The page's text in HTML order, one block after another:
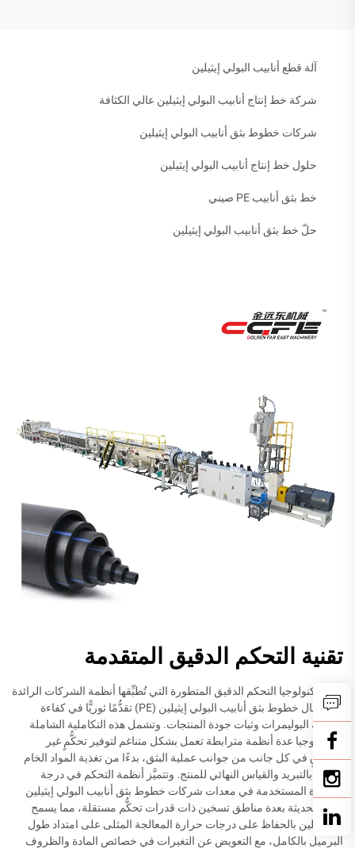
آلة قطع أنابيب البولي إيثيلين
شركة خط إنتاج أنابيب البولي إيثيلين عالي الكثافة
شركات خطوط بثق أنابيب البولي إيثيلين
حلول خط إنتاج أنابيب البولي إيثيلين
خط بثق أنابيب PE صيني
حلّ خط بثق أنابيب البولي إيثيلين
تقنية التحكم الدقيق المتقدمة
تمثل تكنولوجيا التحكم الدقيق المتطورة التي تُطبِّقها أنظمة الشركات الرائدة
في مجال خطوط بثق أنابيب البولي إيثيلين (PE) تقدُّمًا ثوريًّا في كفاءة
معالجة البوليمرات وثبات جودة المنتجات. وتشمل هذه التكاملية الشاملة
للتكنولوجيا عدة أنظمة مترابطة تعمل بشكل متناغم لتوفير تحكُّمٍ غير
مسبوقٍ في كل جانب من جوانب عملية البثق، بدءًا من تغذية المواد الخام
وانتهاءً بالتبريد والقياس النهائي للمنتج. وتتميَّز أنظمة التحكم في درجة
الحرارة المستخدمة في معدات شركات خطوط بثق أنابيب البولي إيثيلين
(PE) الحديثة بعدة مناطق تسخين ذات قدرات تحكُّم مستقلة، مما يسمح
للمُشغِّلين بالحفاظ على درجات حرارة المعالجة المثلى على امتداد طول
البرميل بالكامل، مع التعويض عن التغيرات في خصائص المادة والظروف